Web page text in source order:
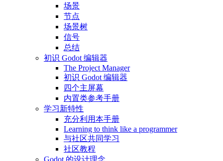
场景
节点
场景树
信号
总结
初识 Godot 编辑器
The Project Manager
初识 Godot 编辑器
四个主屏幕
内置类参考手册
学习新特性
充分利用本手册
Learning to think like a programmer
与社区共同学习
社区教程
Godot 的设计理念